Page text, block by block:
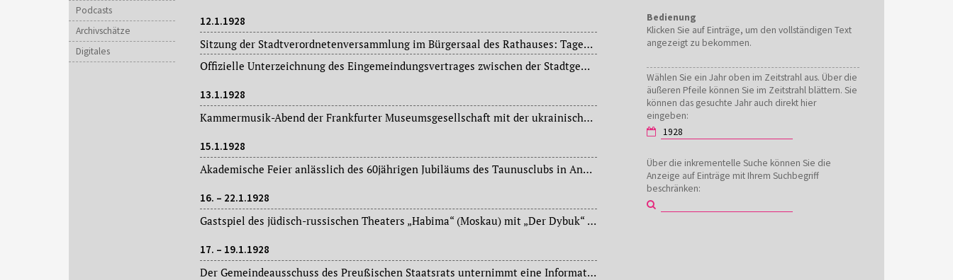
Podcasts
Archivschätze
Digitales
12.1.1928
Sitzung der Stadtverordnetenversammlung im Bürgersaal des Rathauses: Tagesordnung: Erweiterung des Gasrohrnetzes im Versorgungsgebiet des städtischen Gaswerks Frankfurt am Main-Heddernheim, Gewährung eines einmaligen Beitrages an die Gemeinnützige Krankenhilfe des Ärzteverbandes für freie Arztwahl e. V., Erwerb von Grundstücken in der Gemarkung Heddernheim für die Zwecke der Niddaregulierung.
Offizielle Unterzeichnung des Eingemeindungsvertrages zwischen der Stadtgemeinde Frankfurt am Main und der Stadtgemeinde Höchst am Main und der Landgemeinde Nied im Rathaus.
13.1.1928
Kammermusik-Abend der Frankfurter Museumsgesellschaft mit der ukrainischen Pianistin Lubka Kolessa im Saalbau.
15.1.1928
Akademische Feier anlässlich des 60jährigen Jubiläums des Taunusclubs in Anwesenheit von Oberbürgermeister Dr. Ludwig Landmann (1868-1945) im Palmengarten.
16. – 22.1.1928
Gastspiel des jüdisch-russischen Theaters „Habima“ (Moskau) mit „Der Dybuk“ [auch: Dybbuk bzw. Dibbuk] im Neuen Theater.
17. – 19.1.1928
Der Gemeindeausschuss des Preußischen Staatsrats unternimmt eine Informationsreise nach Frankfurt am Main, Wiesbaden und Höchst am Main, um die Eingemeindungen zwischen der Stadtgemeinde Frankfurt am Main und der Stadtgemeinde Höchst am Main sowie der Landgemeinde Nied vor Ort zu begutachten. Am 17.01. findet dazu in der Mainstadt eine Besprechung statt, am 18.01. werden die nach Frankfurt am Main einzugemeindenden Orte besichtigt, am 19. 01.werden Höchst und die Landgemeinden des neuen Kreises besucht.
Bedienung
Klicken Sie auf Einträge, um den vollständigen Text
angezeigt zu bekommen.
Wählen Sie ein Jahr oben im Zeitstrahl aus. Über die
äußeren Pfeile können Sie im Zeitstrahl blättern. Sie
können das gesuchte Jahr auch direkt hier
eingeben:
Über die inkrementelle Suche können Sie die
Anzeige auf Einträge mit Ihrem Suchbegriff
beschränken: